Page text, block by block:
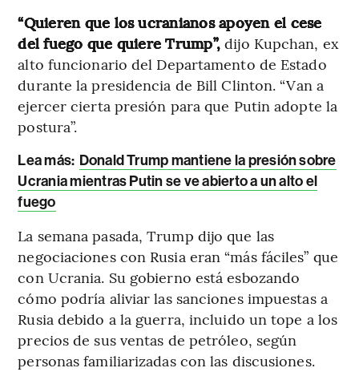
“Quieren que los ucranianos apoyen el cese
del fuego que quiere Trump”, dijo Kupchan, ex
alto funcionario del Departamento de Estado
durante la presidencia de Bill Clinton. “Van a
ejercer cierta presión para que Putin adopte la
postura”.
Lea más: Donald Trump mantiene la presión sobre
Ucrania mientras Putin se ve abierto a un alto el
fuego
La semana pasada, Trump dijo que las
negociaciones con Rusia eran “más fáciles” que
con Ucrania. Su gobierno está esbozando
cómo podría aliviar las sanciones impuestas a
Rusia debido a la guerra, incluido un tope a los
precios de sus ventas de petróleo, según
personas familiarizadas con las discusiones.